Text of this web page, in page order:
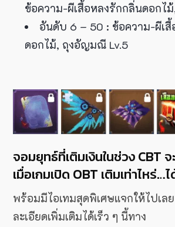
ข้อความ-ผีเสื้อหลงรักกลิ่นดอกไ
อันดับ 6 – 50 : ข้อความ-ผีเ
ดอกไม้, ถุงอัญมณี Lv.5
จอมยุทธ์ที่เติมเงินในช่วง CBT จ
เมื่อเกมเปิด OBT เติมเท่าไหร่…
พร้อมมีไอเทมสุดพิเศษแจกให้ไปเล
ละเอียดเพิ่มเติมได้เร็ว ๆ นี้ทาง